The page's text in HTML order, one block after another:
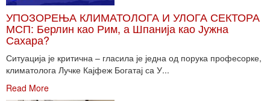
УПОЗОРЕЊА КЛИМАТОЛОГА И УЛОГА СЕКТОРА
МСП: Берлин као Рим, а Шпанија као Јужна
Сахара?
Ситуација је критична – гласила је једна од порука професорке,
климатолога Лучке Кајфеж Богатај са У...
Read More